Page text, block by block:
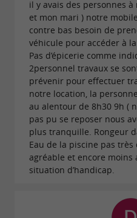
il y avais des personnes
et mon mari ) notre
contre bas besoin de
véhicule pour accéder à
Pas d’épicerie comme
2personnel travaux se
prévenir pour effectuer
notre location, la
au alentour de 8h30 9h (
pas pu se reposer nous
plus tranquille. Rongeur
Eau de la piscine pas
agréable et encore moins
situation d’handicap.